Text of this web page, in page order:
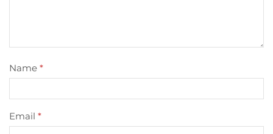
Name *
Email *